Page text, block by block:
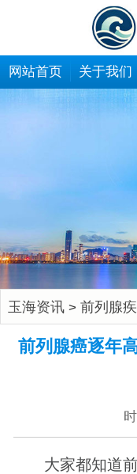
网站首页 关于我们
玉海资讯> 前列腺
前列腺癌逐年
大家都知道